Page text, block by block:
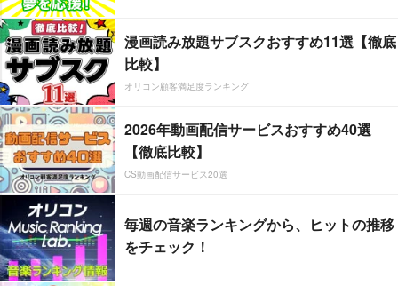
漫画読み放題サブスクおすすめ11選【徹底
比較】
オリコン顧客満足度ランキング
2026年動画配信サービスおすすめ40選
【徹底比較】
CS動画配信サービス20選
毎週の音楽ランキングから、ヒットの推移
をチェック！